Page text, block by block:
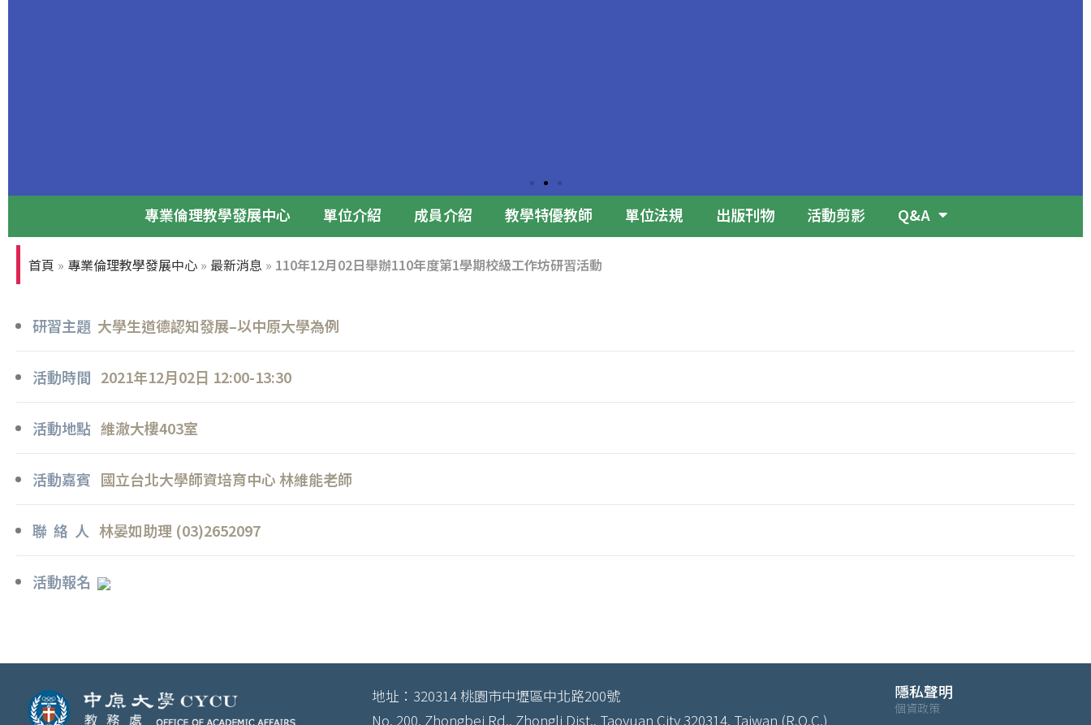
專業倫理論壇
專業倫理教學發展中心 單位介紹 成員介紹 教學特優教師 單位法規 出版刊物 活動剪影 Q&A
首頁 » 專業倫理教學發展中心 » 最新消息 » 110年12月02日舉辦110年度第1學期校級工作坊研習活動
研習主題 大學生道德認知發展–以中原大學為例
活動時間 2021年12月02日 12:00-13:30
活動地點 維澈大樓403室
活動嘉賓 國立台北大學師資培育中心 林維能老師
聯 絡 人 林晏如助理 (03)2652097
活動報名
地址：320314 桃園市中壢區中北路200號
No. 200, Zhongbei Rd., Zhongli Dist., Taoyuan City 320314, Taiwan (R.O.C.)
隱私聲明
個資政策